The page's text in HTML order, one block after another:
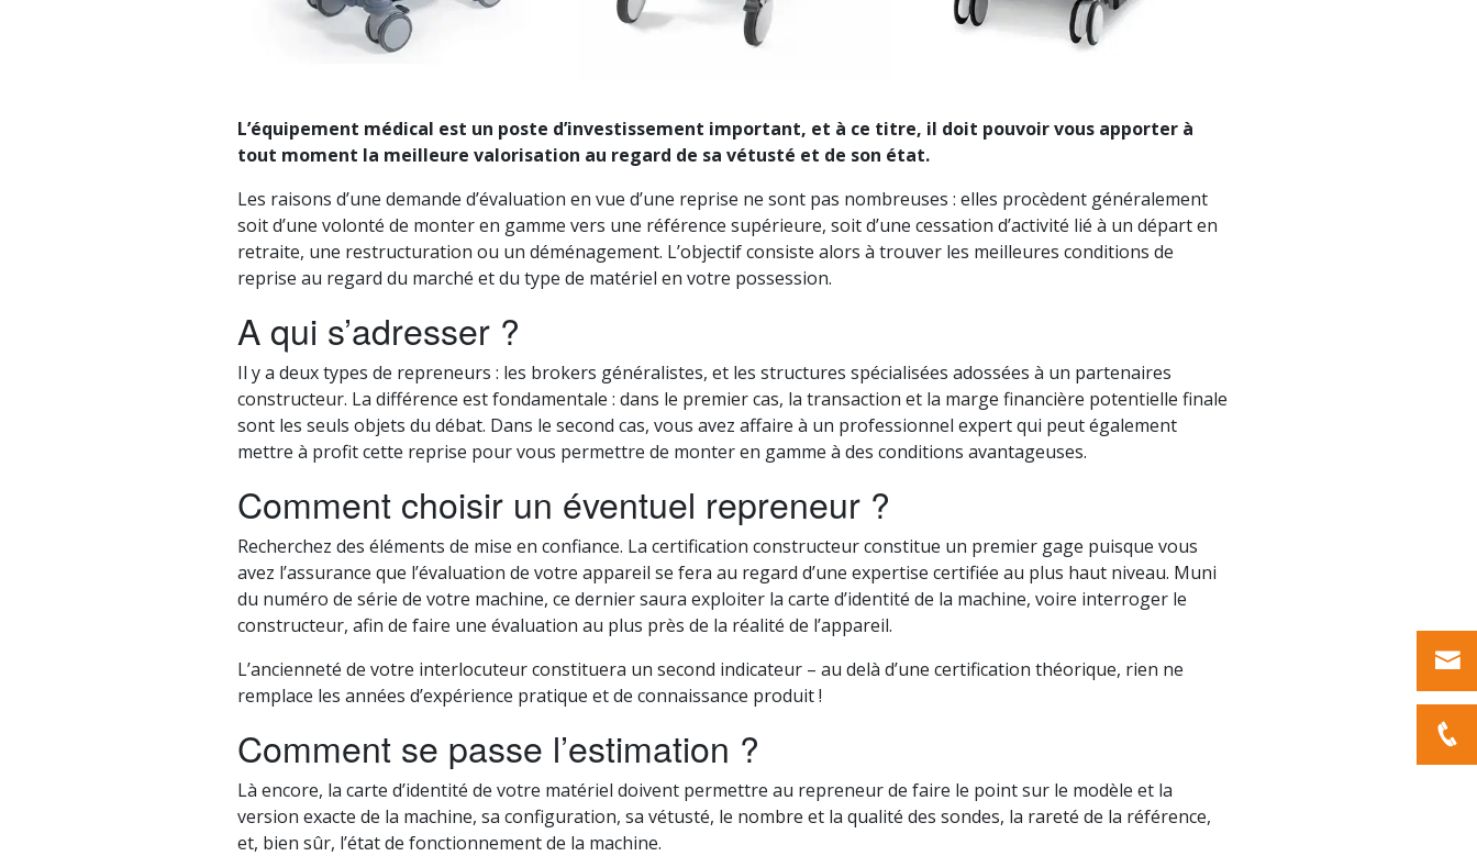
L’équipement médical est un poste d’investissement important, et à ce titre, il doit pouvoir vous apporter à
tout moment la meilleure valorisation au regard de sa vétusté et de son état.
Les raisons d’une demande d’évaluation en vue d’une reprise ne sont pas nombreuses : elles procèdent généralement
soit d’une volonté de monter en gamme vers une référence supérieure, soit d’une cessation d’activité lié à un départ en
retraite, une restructuration ou un déménagement. L’objectif consiste alors à trouver les meilleures conditions de
reprise au regard du marché et du type de matériel en votre possession.
A qui s’adresser ?
Il y a deux types de repreneurs : les brokers généralistes, et les structures spécialisées adossées à un partenaires
constructeur. La différence est fondamentale : dans le premier cas, la transaction et la marge financière potentielle finale
sont les seuls objets du débat. Dans le second cas, vous avez affaire à un professionnel expert qui peut également
mettre à profit cette reprise pour vous permettre de monter en gamme à des conditions avantageuses.
Comment choisir un éventuel repreneur ?
Recherchez des éléments de mise en confiance. La certification constructeur constitue un premier gage puisque vous
avez l’assurance que l’évaluation de votre appareil se fera au regard d’une expertise certifiée au plus haut niveau. Muni
du numéro de série de votre machine, ce dernier saura exploiter la carte d’identité de la machine, voire interroger le
constructeur, afin de faire une évaluation au plus près de la réalité de l’appareil.
L’ancienneté de votre interlocuteur constituera un second indicateur – au delà d’une certification théorique, rien ne
remplace les années d’expérience pratique et de connaissance produit !
Comment se passe l’estimation ?
Là encore, la carte d’identité de votre matériel doivent permettre au repreneur de faire le point sur le modèle et la
version exacte de la machine, sa configuration, sa vétusté, le nombre et la qualité des sondes, la rareté de la référence,
et, bien sûr, l’état de fonctionnement de la machine.